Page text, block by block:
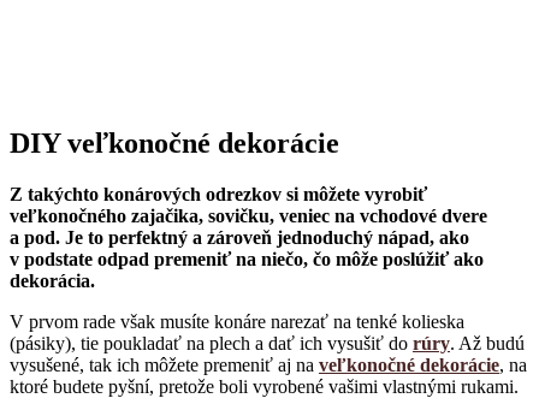
DIY veľkonočné dekorácie
Z takýchto konárových odrezkov si môžete vyrobiť
veľkonočného zajačika, sovičku, veniec na vchodové dvere
a pod. Je to perfektný a zároveň jednoduchý nápad, ako
v podstate odpad premeniť na niečo, čo môže poslúžiť ako
dekorácia.
V prvom rade však musíte konáre narezať na tenké kolieska
(pásiky), tie poukladať na plech a dať ich vysušiť do rúry. Až budú
vysušené, tak ich môžete premeniť aj na veľkonočné dekorácie, na
ktoré budete pyšní, pretože boli vyrobené vašimi vlastnými rukami.